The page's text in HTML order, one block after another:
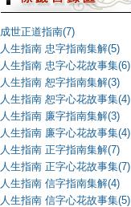
成世正道指南(7)
人生指南 忠字指南集解(5)
人生指南 忠字心花故事集(6)
人生指南 恕字指南集解(3)
人生指南 恕字心花故事集(4)
人生指南 廉字指南集解(3)
人生指南 廉字心花故事集(4)
人生指南 正字指南集解(7)
人生指南 正字心花故事集(7)
人生指南 信字指南集解(4)
人生指南 信字心花故事集(5)